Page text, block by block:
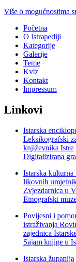
Više o mogućnostima
Početna
O Istrapediji
Kategorije
Galerije
Teme
Kviz
Kontakt
Impressum
Linkovi
Istarska
Leksikografski
književnika Istre
Digitalizirana
Istarska kulturna
likovnih
Zvjezdarnica u
Etnografski
Povijesni i
istraživanja
zajednica
Sajam knjige u
Istarska županija